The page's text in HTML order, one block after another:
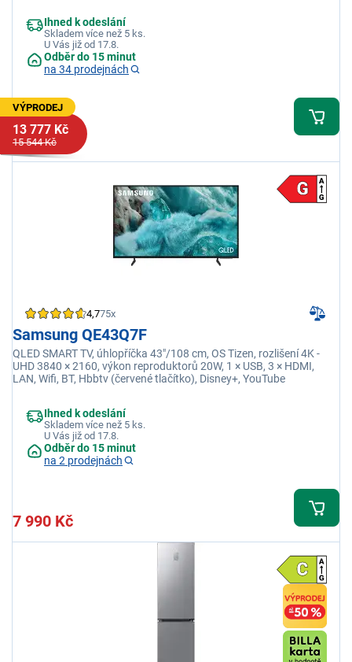
Ihned k odeslání
Skladem více než 5 ks.
U Vás již od 17.8.
Odběr do 15 minut
na 34 prodejnách
VÝPRODEJ
13 777 Kč
15 544 Kč
4,775x
Samsung QE43Q7F
QLED SMART TV, úhlopříčka 43"/108 cm, OS Tizen, rozlišení 4K -
UHD 3840 × 2160, výkon reproduktorů 20W, 1 × USB, 3 × HDMI,
LAN, Wifi, BT, Hbbtv (červené tlačítko), Disney+, YouTube
Ihned k odeslání
Skladem více než 5 ks.
U Vás již od 17.8.
Odběr do 15 minut
na 2 prodejnách
7 990 Kč